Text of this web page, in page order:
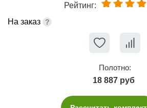
Рейтинг:
На заказ
Полотно:
18 887 руб